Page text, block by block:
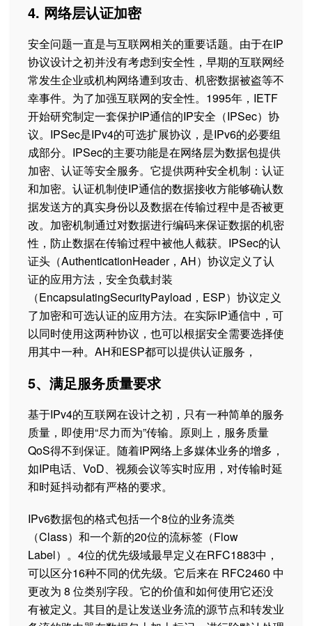
4. 网络层认证加密
安全问题一直是与互联网相关的重要话题。由于在IP
协议设计之初并没有考虑到安全性，早期的互联网经
常发生企业或机构网络遭到攻击、机密数据被盗等不
幸事件。为了加强互联网的安全性。1995年，IETF
开始研究制定一套保护IP通信的IP安全（IPSec）协
议。IPSec是IPv4的可选扩展协议，是IPv6的必要组
成部分。IPSec的主要功能是在网络层为数据包提供
加密、认证等安全服务。它提供两种安全机制：认证
和加密。认证机制使IP通信的数据接收方能够确认数
据发送方的真实身份以及数据在传输过程中是否被更
改。加密机制通过对数据进行编码来保证数据的机密
性，防止数据在传输过程中被他人截获。IPSec的认
证头（AuthenticationHeader，AH）协议定义了认
证的应用方法，安全负载封装
（EncapsulatingSecurityPayload，ESP）协议定义
了加密和可选认证的应用方法。在实际IP通信中，可
以同时使用这两种协议，也可以根据安全需要选择使
用其中一种。AH和ESP都可以提供认证服务，
5、满足服务质量要求
基于IPv4的互联网在设计之初，只有一种简单的服务
质量，即使用“尽力而为”传输。原则上，服务质量
QoS得不到保证。随着IP网络上多媒体业务的增多，
如IP电话、VoD、视频会议等实时应用，对传输时延
和时延抖动都有严格的要求。
IPv6数据包的格式包括一个8位的业务流类
（Class）和一个新的20位的流标签（Flow
Label）。4位的优先级域最早定义在RFC1883中，
可以区分16种不同的优先级。它后来在 RFC2460 中
更改为 8 位类别字段。它的价值和如何使用它还没
有被定义。其目的是让发送业务流的源节点和转发业